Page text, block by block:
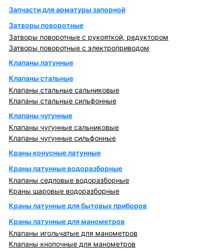
Запчасти для арматуры запорной
Затворы поворотные
Затворы поворотные с рукояткой, редуктором
Затворы поворотные с электроприводом
Клапаны латунные
Клапаны стальные
Клапаны стальные сальниковые
Клапаны стальные сильфонные
Клапаны чугунные
Клапаны чугунные сальниковые
Клапаны чугунные сильфонные
Краны конусные латунные
Краны латунные водоразборные
Клапаны седловые водоразборные
Краны шаровые водоразборные
Краны латунные для бытовых приборов
Краны латунные для манометров
Клапаны игольчатые для манометров
Клапаны кнопочные для манометров